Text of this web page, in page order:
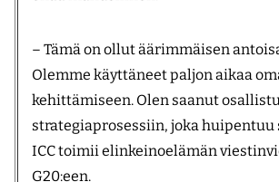
– Tämä on ollut äärimmäisen
Olemme käyttäneet paljon aikaa
kehittämiseen. Olen saanut
strategiaprosessiin, joka huipentuu
ICC toimii elinkeinoelämän
G20:een.